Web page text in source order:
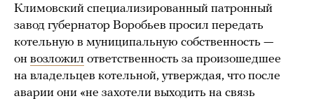
Климовский специализированный патронный
завод губернатор Воробьев просил передать
котельную в муниципальную собственность —
он возложил ответственность за произошедшее
на владельцев котельной, утверждая, что после
аварии они «не захотели выходить на связь